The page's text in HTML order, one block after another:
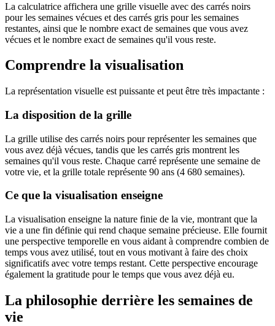
La calculatrice affichera une grille visuelle avec des carrés noirs
pour les semaines vécues et des carrés gris pour les semaines
restantes, ainsi que le nombre exact de semaines que vous avez
vécues et le nombre exact de semaines qu'il vous reste.
Comprendre la visualisation
La représentation visuelle est puissante et peut être très impactante :
La disposition de la grille
La grille utilise des carrés noirs pour représenter les semaines que
vous avez déjà vécues, tandis que les carrés gris montrent les
semaines qu'il vous reste. Chaque carré représente une semaine de
votre vie, et la grille totale représente 90 ans (4 680 semaines).
Ce que la visualisation enseigne
La visualisation enseigne la nature finie de la vie, montrant que la
vie a une fin définie qui rend chaque semaine précieuse. Elle fournit
une perspective temporelle en vous aidant à comprendre combien de
temps vous avez utilisé, tout en vous motivant à faire des choix
significatifs avec votre temps restant. Cette perspective encourage
également la gratitude pour le temps que vous avez déjà eu.
La philosophie derrière les semaines de
vie